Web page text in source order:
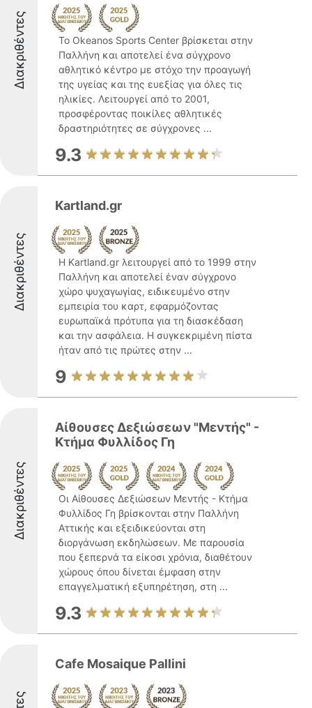
Διακριθέντες
Το Okeanos Sports Center βρίσκεται στην
Παλλήνη και αποτελεί ένα σύγχρονο
αθλητικό κέντρο με στόχο την προαγωγή
της υγείας και της ευεξίας για όλες τις
ηλικίες. Λειτουργεί από το 2001,
προσφέροντας ποικίλες αθλητικές
δραστηριότητες σε σύγχρονες ...
9.3
Διακριθέντες
Kartland.gr
Η Kartland.gr λειτουργεί από το 1999 στην
Παλλήνη και αποτελεί έναν σύγχρονο
χώρο ψυχαγωγίας, ειδικευμένο στην
εμπειρία του καρτ, εφαρμόζοντας
ευρωπαϊκά πρότυπα για τη διασκέδαση
και την ασφάλεια. Η συγκεκριμένη πίστα
ήταν από τις πρώτες στην ...
9
Διακριθέντες
Αίθουσες Δεξιώσεων "Μεντής" -
Κτήμα Φυλλίδος Γη
Οι Αίθουσες Δεξιώσεων Μεντής - Κτήμα
Φυλλίδος Γη βρίσκονται στην Παλλήνη
Αττικής και εξειδικεύονται στη
διοργάνωση εκδηλώσεων. Με παρουσία
που ξεπερνά τα είκοσι χρόνια, διαθέτουν
χώρους όπου δίνεται έμφαση στην
επαγγελματική εξυπηρέτηση, στη ...
9.3
Cafe Mosaique Pallini